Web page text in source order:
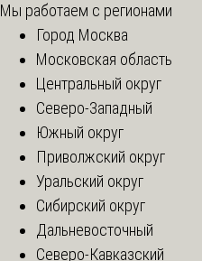
Мы работаем с регионами
Город Москва
Московская область
Центральный округ
Северо-Западный
Южный округ
Приволжский округ
Уральский округ
Сибирский округ
Дальневосточный
Северо-Кавказский